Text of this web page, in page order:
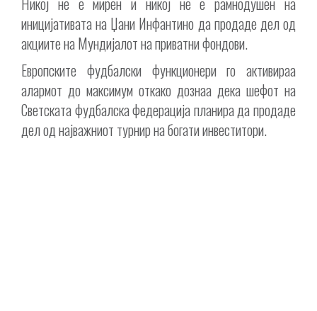
иницијативата на Џани Инфантино да продаде дел од
акциите на Мундијалот на приватни фондови.
Европските фудбалски функционери го активираа
алармот до максимум откако дознаа дека шефот на
Светската фудбалска федерација планира да продаде
дел од најважниот турнир на богати инвеститори.